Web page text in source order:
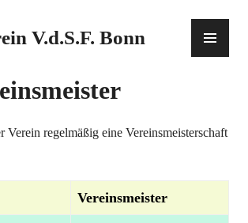
V.d.S.F. Bonn
Verein regelmäßig eine Vereinsmeisterschaft
Vereinsmeister